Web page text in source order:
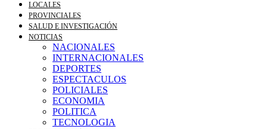
LOCALES
PROVINCIALES
SALUD E INVESTIGACIÓN
NOTICIAS
NACIONALES
INTERNACIONALES
DEPORTES
ESPECTACULOS
POLICIALES
ECONOMIA
POLITICA
TECNOLOGIA